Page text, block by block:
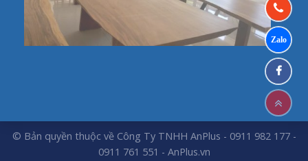
© Bản quyền thuộc về Công Ty TNHH AnPlus - 0911 982 177 -
0911 761 551 - AnPlus.vn